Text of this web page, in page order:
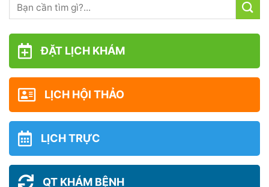
ĐẶT LỊCH KHÁM
LỊCH HỘI THẢO
LỊCH TRỰC
QT KHÁM BỆNH